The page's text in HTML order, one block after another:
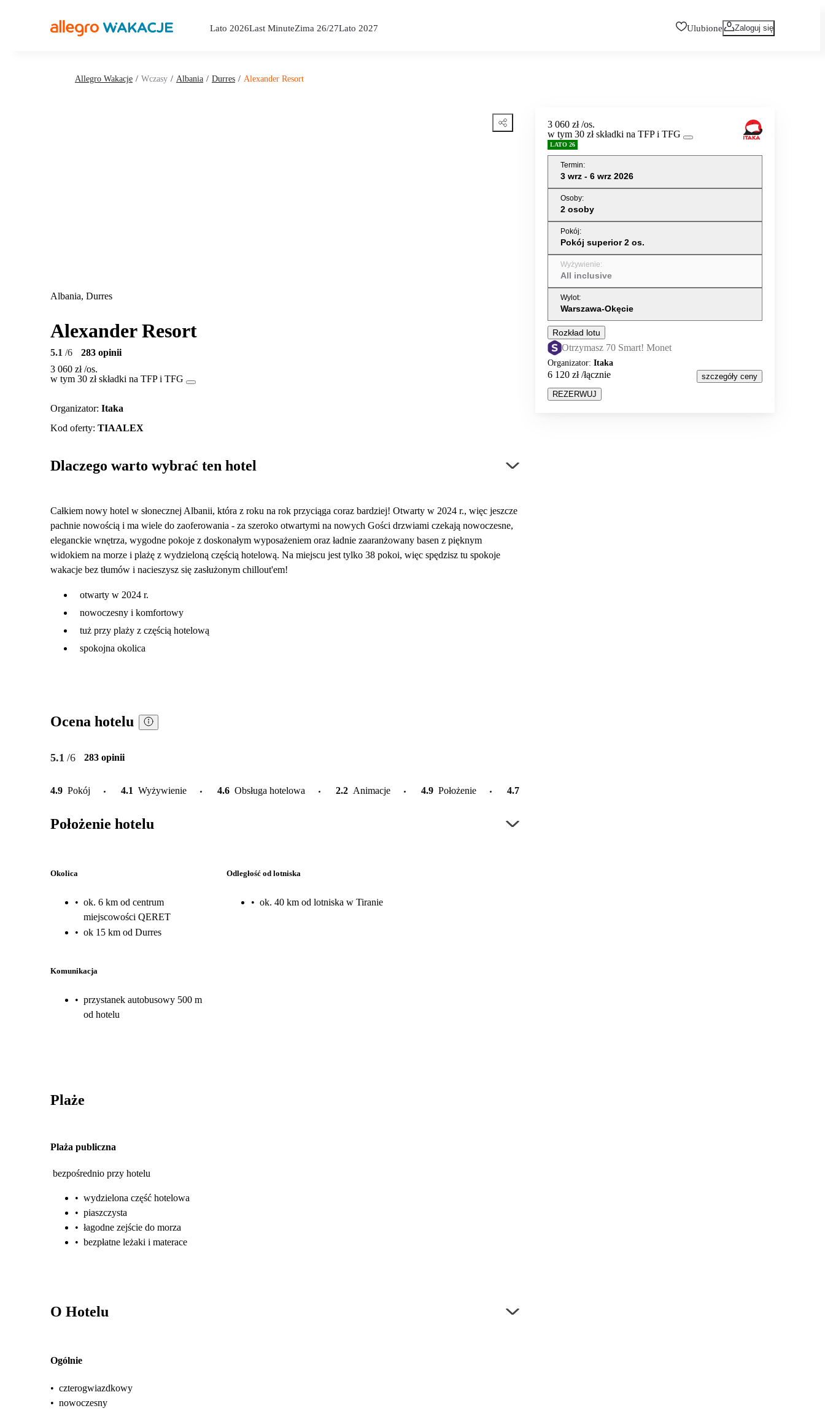
Lato 2026Last MinuteZima 26/27Lato 2027 Ulubione Zaloguj się
Allegro Wakacje Wczasy Albania Durres Alexander Resort
Albania, Durres
Alexander Resort
5.1 /6
283 opinii
3 060 zł/os.
w tym 30 zł składki na TFP i TFG
Organizator: Itaka
Kod oferty: TIAALEX
Dlaczego warto wybrać ten hotel
Całkiem nowy hotel w słonecznej Albanii, która z roku na rok przyciąga coraz bardziej! Otwarty w 2024 r., więc jeszcze
pachnie nowością i ma wiele do zaoferowania - za szeroko otwartymi na nowych Gości drzwiami czekają nowoczesne,
eleganckie wnętrza, wygodne pokoje z doskonałym wyposażeniem oraz ładnie zaaranżowany basen z pięknym
widokiem na morze i plażę z wydzieloną częścią hotelową. Na miejscu jest tylko 38 pokoi, więc spędzisz tu spokoje
wakacje bez tłumów i nacieszysz się zasłużonym chillout'em!
otwarty w 2024 r.
nowoczesny i komfortowy
tuż przy plaży z częścią hotelową
spokojna okolica
Ocena hotelu
5.1 /6 283 opinii
4.9 Pokój 4.1 Wyżywienie 4.6 Obsługa hotelowa 2.2 Animacje 4.9 Położenie 4.7
Położenie hotelu
Okolica
• ok. 6 km od centrum
miejscowości QERET
• ok 15 km od Durres
Odległość od lotniska
• ok. 40 km od lotniska w Tiranie
Komunikacja
• przystanek autobusowy 500 m
od hotelu
Plaże
Plaża publiczna
bezpośrednio przy hotelu
• wydzielona część hotelowa
• piaszczysta
• łagodne zejście do morza
• bezpłatne leżaki i materace
O Hotelu
Ogólnie
• czterogwiazdkowy
• nowoczesny
3 060 zł/os.
w tym 30 zł składki na TFP i TFG
LATO 26
Termin:
3 wrz - 6 wrz 2026
Osoby:
2 osoby
Pokój:
Pokój superior 2 os.
Wyżywienie:
All inclusive
Wylot:
Warszawa-Okęcie
Rozkład lotu
Otrzymasz 70 Smart! Monet
Organizator: Itaka
6 120 zł/łącznie
szczegóły ceny
REZERWUJ